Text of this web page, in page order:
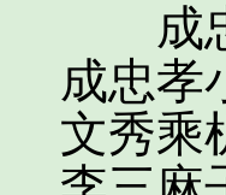
成忠
成忠孝
文秀乘